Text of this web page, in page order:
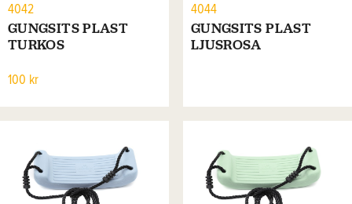
4042
GUNGSITS PLAST
TURKOS
100 kr
4044
GUNGSITS PLAST
LJUSROSA